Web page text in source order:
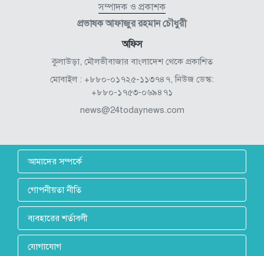
সম্পাদক ও প্রকাশক
প্রভাষক আফাজুর রহমান চৌধুরী
অফিস
কুলাউড়া, মৌলভীবাজার বাংলাদেশ থেকে প্রকাশিত
মোবাইল : +৮৮০-০১৭২৫-১১৩৭৪৭, নিউজ ডেস্ক:
+৮৮০-১৭৫৩-০৬৯৪৭১
news@24todaynews.com
আমাদের সম্পর্কে
গোপনীয়তা নীতি
ব্যবহারের শর্তাবলী
যোগাযোগ